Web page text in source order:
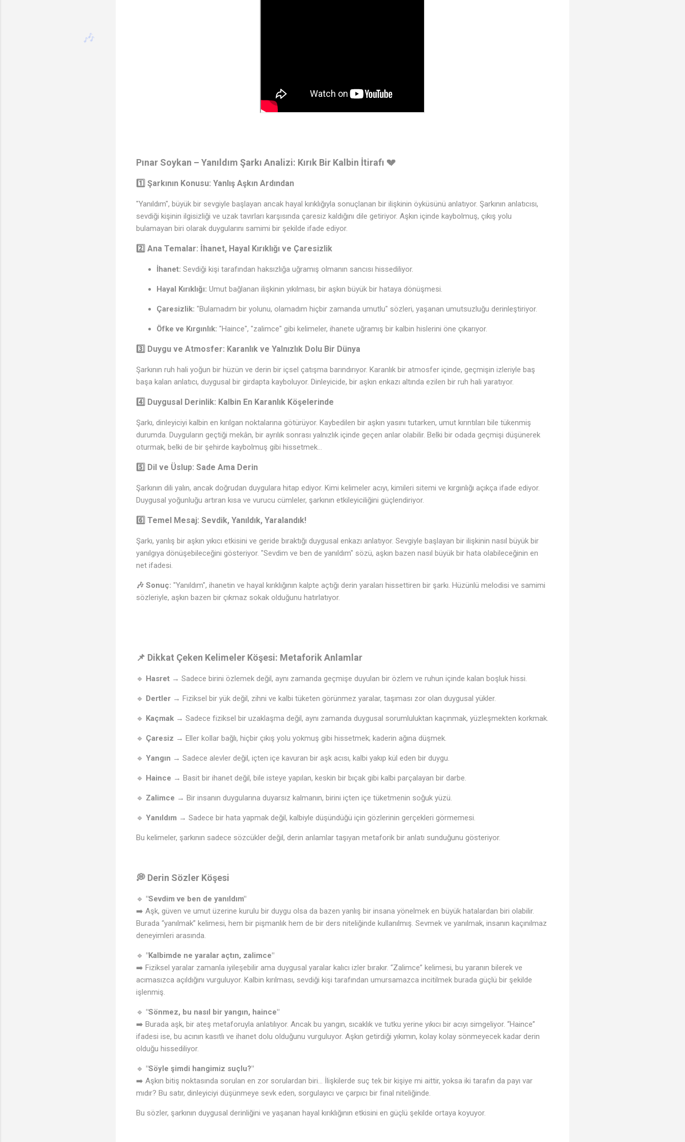
Pınar Soykan – Yanıldım Şarkı Analizi: Kırık Bir Kalbin İtirafı 💔
1️⃣ Şarkının Konusu: Yanlış Aşkın Ardından
"Yanıldım", büyük bir sevgiyle başlayan ancak hayal kırıklığıyla sonuçlanan bir ilişkinin öyküsünü anlatıyor. Şarkının anlatıcısı,
sevdiği kişinin ilgisizliği ve uzak tavırları karşısında çaresiz kaldığını dile getiriyor. Aşkın içinde kaybolmuş, çıkış yolu
bulamayan biri olarak duygularını samimi bir şekilde ifade ediyor.
2️⃣ Ana Temalar: İhanet, Hayal Kırıklığı ve Çaresizlik
İhanet: Sevdiği kişi tarafından haksızlığa uğramış olmanın sancısı hissediliyor.
Hayal Kırıklığı: Umut bağlanan ilişkinin yıkılması, bir aşkın büyük bir hataya dönüşmesi.
Çaresizlik: "Bulamadım bir yolunu, olamadım hiçbir zamanda umutlu" sözleri, yaşanan umutsuzluğu derinleştiriyor.
Öfke ve Kırgınlık: "Haince", "zalimce" gibi kelimeler, ihanete uğramış bir kalbin hislerini öne çıkarıyor.
3️⃣ Duygu ve Atmosfer: Karanlık ve Yalnızlık Dolu Bir Dünya
Şarkının ruh hali yoğun bir hüzün ve derin bir içsel çatışma barındırıyor. Karanlık bir atmosfer içinde, geçmişin izleriyle baş
başa kalan anlatıcı, duygusal bir girdapta kayboluyor. Dinleyicide, bir aşkın enkazı altında ezilen bir ruh hali yaratıyor.
4️⃣ Duygusal Derinlik: Kalbin En Karanlık Köşelerinde
Şarkı, dinleyiciyi kalbin en kırılgan noktalarına götürüyor. Kaybedilen bir aşkın yasını tutarken, umut kırıntıları bile tükenmiş
durumda. Duyguların geçtiği mekân, bir ayrılık sonrası yalnızlık içinde geçen anlar olabilir. Belki bir odada geçmişi düşünerek
oturmak, belki de bir şehirde kaybolmuş gibi hissetmek…
5️⃣ Dil ve Üslup: Sade Ama Derin
Şarkının dili yalın, ancak doğrudan duygulara hitap ediyor. Kimi kelimeler acıyı, kimileri sitemi ve kırgınlığı açıkça ifade ediyor.
Duygusal yoğunluğu artıran kısa ve vurucu cümleler, şarkının etkileyiciliğini güçlendiriyor.
6️⃣ Temel Mesaj: Sevdik, Yanıldık, Yaralandık!
Şarkı, yanlış bir aşkın yıkıcı etkisini ve geride bıraktığı duygusal enkazı anlatıyor. Sevgiyle başlayan bir ilişkinin nasıl büyük bir
yanılgıya dönüşebileceğini gösteriyor. "Sevdim ve ben de yanıldım" sözü, aşkın bazen nasıl büyük bir hata olabileceğinin en
net ifadesi.
🎶 Sonuç: "Yanıldım", ihanetin ve hayal kırıklığının kalpte açtığı derin yaraları hissettiren bir şarkı. Hüzünlü melodisi ve samimi
sözleriyle, aşkın bazen bir çıkmaz sokak olduğunu hatırlatıyor.
📌 Dikkat Çeken Kelimeler Köşesi: Metaforik Anlamlar
🔹 Hasret → Sadece birini özlemek değil, aynı zamanda geçmişe duyulan bir özlem ve ruhun içinde kalan boşluk hissi.
🔹 Dertler → Fiziksel bir yük değil, zihni ve kalbi tüketen görünmez yaralar, taşıması zor olan duygusal yükler.
🔹 Kaçmak → Sadece fiziksel bir uzaklaşma değil, aynı zamanda duygusal sorumluluktan kaçınmak, yüzleşmekten korkmak.
🔹 Çaresiz → Eller kollar bağlı, hiçbir çıkış yolu yokmuş gibi hissetmek; kaderin ağına düşmek.
🔹 Yangın → Sadece alevler değil, içten içe kavuran bir aşk acısı, kalbi yakıp kül eden bir duygu.
🔹 Haince → Basit bir ihanet değil, bile isteye yapılan, keskin bir bıçak gibi kalbi parçalayan bir darbe.
🔹 Zalimce → Bir insanın duygularına duyarsız kalmanın, birini içten içe tüketmenin soğuk yüzü.
🔹 Yanıldım → Sadece bir hata yapmak değil, kalbiyle düşündüğü için gözlerinin gerçekleri görmemesi.
Bu kelimeler, şarkının sadece sözcükler değil, derin anlamlar taşıyan metaforik bir anlatı sunduğunu gösteriyor.
💭 Derin Sözler Köşesi
🔹 "Sevdim ve ben de yanıldım"
➡️ Aşk, güven ve umut üzerine kurulu bir duygu olsa da bazen yanlış bir insana yönelmek en büyük hatalardan biri olabilir.
Burada “yanılmak” kelimesi, hem bir pişmanlık hem de bir ders niteliğinde kullanılmış. Sevmek ve yanılmak, insanın kaçınılmaz
deneyimleri arasında.
🔹 "Kalbimde ne yaralar açtın, zalimce"
➡️ Fiziksel yaralar zamanla iyileşebilir ama duygusal yaralar kalıcı izler bırakır. “Zalimce” kelimesi, bu yaranın bilerek ve
acımasızca açıldığını vurguluyor. Kalbin kırılması, sevdiği kişi tarafından umursamazca incitilmek burada güçlü bir şekilde
işlenmiş.
🔹 "Sönmez, bu nasıl bir yangın, haince"
➡️ Burada aşk, bir ateş metaforuyla anlatılıyor. Ancak bu yangın, sıcaklık ve tutku yerine yıkıcı bir acıyı simgeliyor. “Haince”
ifadesi ise, bu acının kasıtlı ve ihanet dolu olduğunu vurguluyor. Aşkın getirdiği yıkımın, kolay kolay sönmeyecek kadar derin
olduğu hissediliyor.
🔹 "Söyle şimdi hangimiz suçlu?"
➡️ Aşkın bitiş noktasında sorulan en zor sorulardan biri… İlişkilerde suç tek bir kişiye mi aittir, yoksa iki tarafın da payı var
mıdır? Bu satır, dinleyiciyi düşünmeye sevk eden, sorgulayıcı ve çarpıcı bir final niteliğinde.
Bu sözler, şarkının duygusal derinliğini ve yaşanan hayal kırıklığının etkisini en güçlü şekilde ortaya koyuyor.
♪